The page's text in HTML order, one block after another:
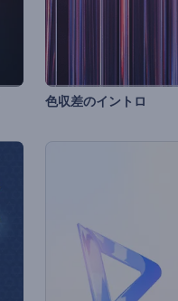
色収差のイントロ